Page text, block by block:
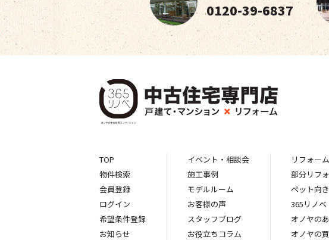
0120-39-6837
TOP
物件検索
会員登録
ログイン
希望条件登録
お知らせ
イベント・相談会
施工事例
モデルルーム
お客様の声
スタッフブログ
お役立ちコラム
リフォー
部分リフ
ペット向
365リノベ
オノヤの
オノヤの